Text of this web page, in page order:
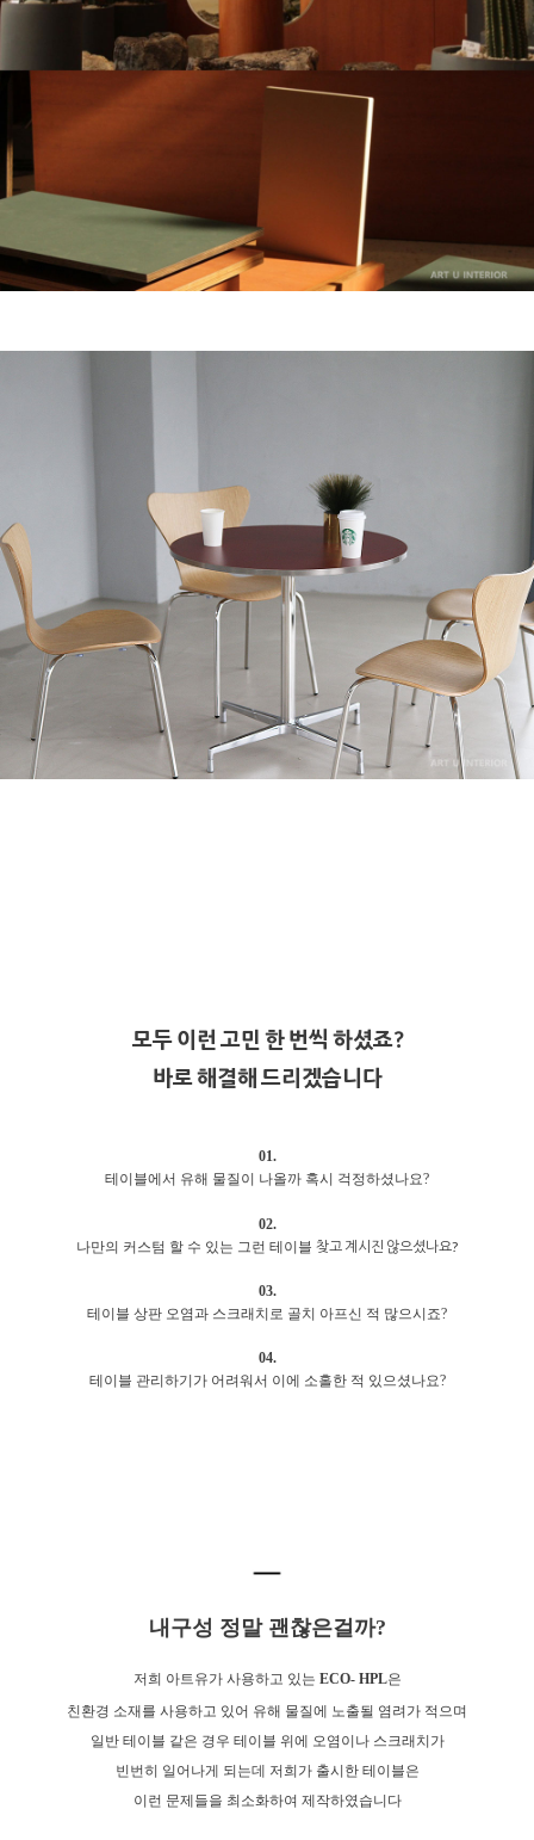
모두 이런 고민 한 번씩 하셨죠?
바로 해결해 드리겠습니다
01.
테이블에서 유해 물질이 나올까 혹시 걱정하셨나요?
02.
나만의 커스텀 할 수 있는 그런 테이블 찾고 계시진 않으셨나요?
03.
테이블 상판 오염과 스크래치로 골치 아프신 적 많으시죠?
04.
테이블 관리하기가 어려워서 이에 소홀한 적 있으셨나요?
내구성 정말 괜찮은걸까?
저희 아트유가 사용하고 있는 ECO- HPL은
친환경 소재를 사용하고 있어 유해 물질에 노출될 염려가 적으며
일반 테이블 같은 경우 테이블 위에 오염이나 스크래치가
빈번히 일어나게 되는데 저희가 출시한 테이블은
이런 문제들을 최소화하여 제작하였습니다